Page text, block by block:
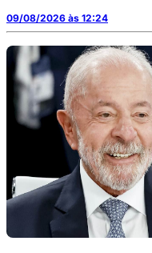
09/08/2026 às 12:24